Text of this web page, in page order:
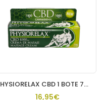
PHYSIORELAX CBD 1 BOTE 75 ML
16,95€